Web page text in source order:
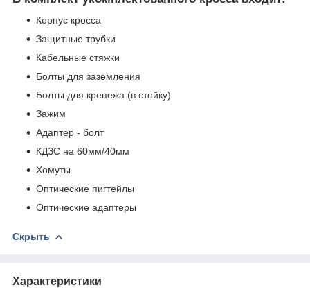
Корпус кросса
Защитные трубки
Кабельные стяжки
Болты для заземления
Болты для крепежа (в стойку)
Зажим
Адаптер - болт
КДЗС на 60мм/40мм
Хомуты
Оптические пигтейлы
Оптические адаптеры
Скрыть
Характеристики